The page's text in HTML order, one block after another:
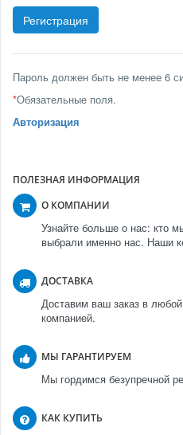
Пароль должен быть не менее 6
*Обязательные поля.
Авторизация
ПОЛЕЗНАЯ ИНФОРМАЦИЯ
О КОМПАНИИ
Узнайте больше о нас: кто
выбрали именно нас. Наши
ДОСТАВКА
Доставим ваш заказ в
компанией.
МЫ ГАРАНТИРУЕМ
Мы гордимся безупречной
КАК КУПИТЬ